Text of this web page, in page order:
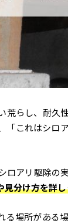
荒らし、耐久
「これはシロ
ロアリ駆除の
見分け方を詳
る場所がある